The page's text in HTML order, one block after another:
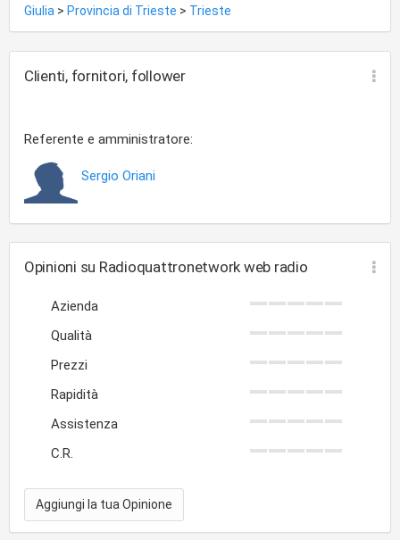
Giulia > Provincia di Trieste > Trieste
Clienti, fornitori, follower
Referente e amministratore:
Sergio Oriani
Opinioni su Radioquattronetwork web radio
Azienda
Qualità
Prezzi
Rapidità
Assistenza
C.R.
Aggiungi la tua Opinione